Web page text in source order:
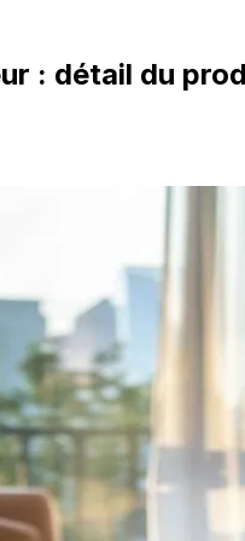
: détail du